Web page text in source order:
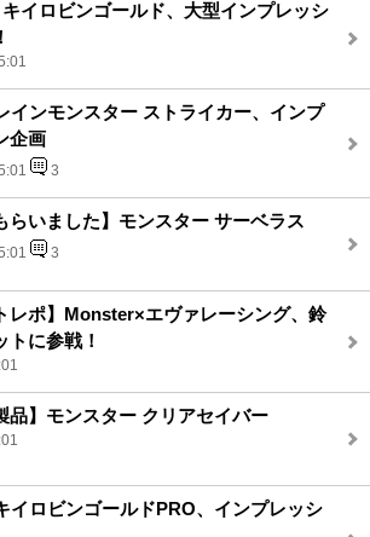
キイロビンゴールド、大型インプレッシ
インモンスター ストライカー、インプ
企画
3
らいました】モンスター サーベラス
3
レポ】Monster×エヴァレーシング、鈴
トに参戦！
品】モンスター クリアセイバー
イロビンゴールドPRO、インプレッシ